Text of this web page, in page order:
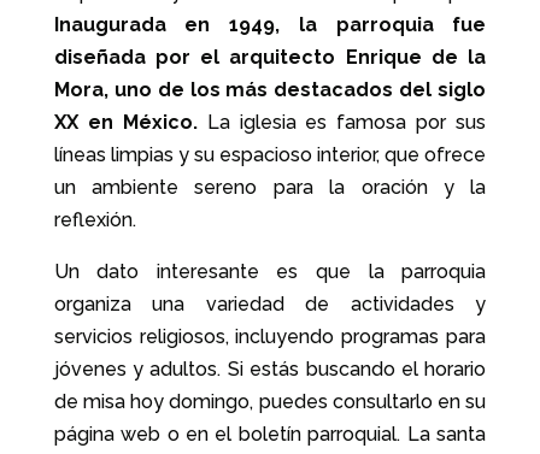
Inaugurada en 1949, la parroquia fue
diseñada por el arquitecto Enrique de la
Mora, uno de los más destacados del siglo
XX en México.La iglesia es famosa por sus
líneas limpias y su espacioso interior, que ofrece
un ambiente sereno para la oración y la
reflexión.
Un dato interesante es que la parroquia
organiza una variedad de actividades y
servicios religiosos, incluyendo programas para
jóvenes y adultos. Si estás buscando el horario
de misa hoy domingo, puedes consultarlo en su
página web o en el boletín parroquial. La santa